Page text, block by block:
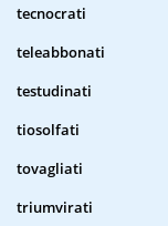
tecnocrati
teleabbonati
testudinati
tiosolfati
tovagliati
triumvirati